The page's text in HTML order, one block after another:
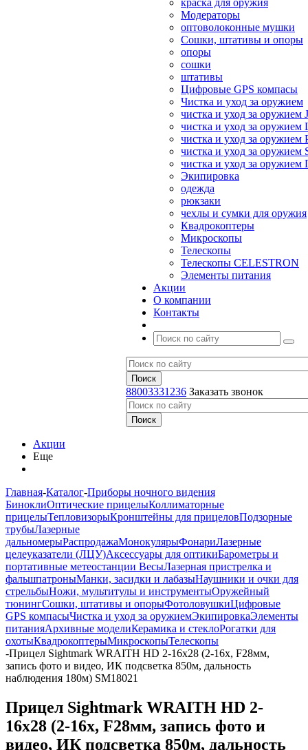
краска для оружия
Модераторы
оптоволоконные мушки
Сошки, штативы и опоры
опоры
сошки
штативы
Цифровые GPS компасы
Чистка и уход за оружием
чистка и уход за оружием
чистка и уход за оружием
чистка и уход за оружием
чистка и уход за оружием
чистка и уход за
Экипировка
одежда
рюкзаки
чехлы и сумки для оружия
Квадрокоптеры
Микроскопы
Телескопы
Телескопы CELESTRON
Элементы питания
Акции
О компании
Контакты
88003331236 Заказать звонок
Акции
Еще
Главная-Каталог-Приборы ночного видения
БиноклиОптические прицелыКоллиматорные
прицелыТепловизорыКронштейны для прицеловПодзорные
трубыЛазерные
дальномерыРаспродажаМонокулярыФонариЛазерные
целеуказатели (ЛЦУ)Аксессуары для оптикиБарометры и
портативные метеостанции ВесыЛазерная пристрелка и
фальшпатроныМанки, засидки и лабазыНаушники и очки для
стрельбыНожи, мультитулы и инструментыОружейный
тюнингСошки, штативы и опорыФотоловушкиЦифровые
GPS компасыЧистка и уход за оружиемЭкипировкаЭлементы
питанияАрхивные моделиКерамика и стеклоРогатки для
охотыКвадрокоптерыМикроскопыТелескопы
-Прицел Sightmark WRAITH HD 2-16x28 (2-16х, F28мм,
запись фото и видео, ИК подсветка 850м, дальность
наблюдения 180м) SM18021
Прицел Sightmark WRAITH HD 2-
16x28 (2-16х, F28мм, запись фото и
видео, ИК подсветка 850м, дальность